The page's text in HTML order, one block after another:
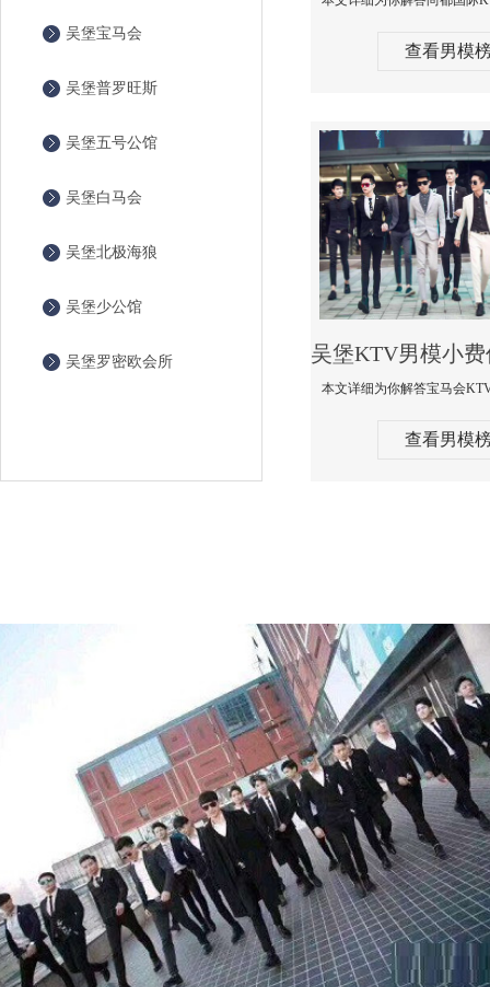
吴堡宝马会
吴堡普罗旺斯
吴堡五号公馆
吴堡白马会
吴堡北极海狼
吴堡少公馆
吴堡罗密欧会所
查看男模
查看男模